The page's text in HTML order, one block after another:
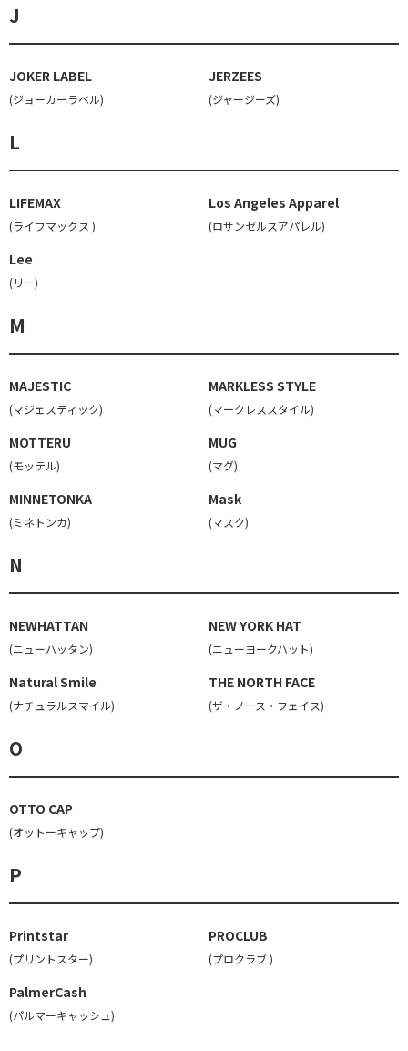
J
JOKER LABEL
(ジョーカーラベル)
JERZEES
(ジャージーズ)
L
LIFEMAX
(ライフマックス )
Los Angeles Apparel
(ロサンゼルスアパレル)
Lee
(リー)
M
MAJESTIC
(マジェスティック)
MARKLESS STYLE
(マークレススタイル)
MOTTERU
(モッテル)
MUG
(マグ)
MINNETONKA
(ミネトンカ)
Mask
(マスク)
N
NEWHATTAN
(ニューハッタン)
NEW YORK HAT
(ニューヨークハット)
Natural Smile
(ナチュラルスマイル)
THE NORTH FACE
(ザ・ノース・フェイス)
O
OTTO CAP
(オットーキャップ)
P
Printstar
(プリントスター)
PROCLUB
(プロクラブ )
PalmerCash
(パルマーキャッシュ)